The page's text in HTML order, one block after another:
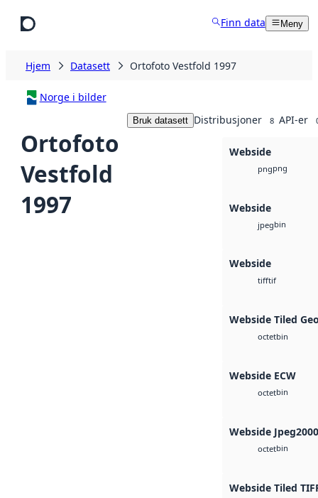
Finn data Meny
Hjem Datasett Ortofoto Vestfold 1997
Norge i bilder
Ortofoto
Vestfold
1997
Bruk datasett Distribusjoner 8 API-er
Webside
pngpng
Webside
jpegbin
Webside
tifftif
Webside Tiled
octetbin
Webside ECW
octetbin
Webside Jpeg2000
octetbin
Webside Tiled